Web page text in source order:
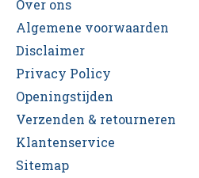
Over ons
Algemene voorwaarden
Disclaimer
Privacy Policy
Openingstijden
Verzenden & retourneren
Klantenservice
Sitemap